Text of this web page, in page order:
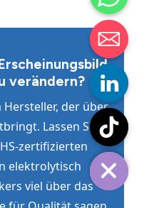
verändern?
der über
Lassen Sie
zertifizierten
elektrolytisch
viel über das